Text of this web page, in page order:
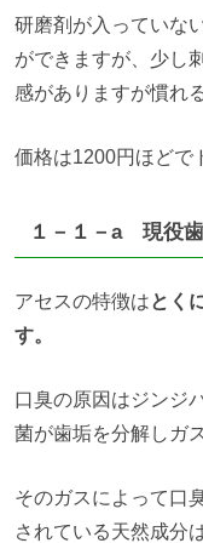
研磨剤が入っていな
ができますが、少し
感がありますが慣れ
価格は1200円ほどで
１－１－a 現役
アセスの特徴はとく
す。
口臭の原因はジンジ
菌が歯垢を分解しガ
そのガスによって口
されている天然成分